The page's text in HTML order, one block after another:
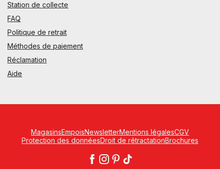
Station de collecte
FAQ
Politique de retrait
Méthodes de paiement
Réclamation
Aide
MagasinsEmpoisNewsletterMentions légalesCGV
Protection des donnéesDroit de rétractationBrochures